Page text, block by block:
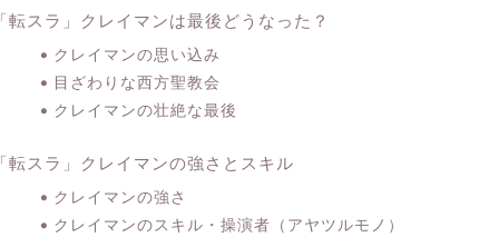
「転スラ」クレイマンは最後どうなった？
クレイマンの思い込み
目ざわりな西方聖教会
クレイマンの壮絶な最後
「転スラ」クレイマンの強さとスキル
クレイマンの強さ
クレイマンのスキル・操演者（アヤツルモノ）